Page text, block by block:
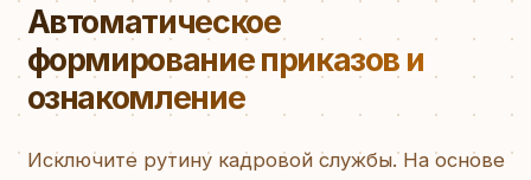
Автоматическое
формирование приказов и
ознакомление
Исключите рутину кадровой службы. На основе